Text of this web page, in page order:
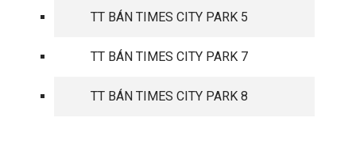
TT BÁN TIMES CITY PARK 5
TT BÁN TIMES CITY PARK 7
TT BÁN TIMES CITY PARK 8